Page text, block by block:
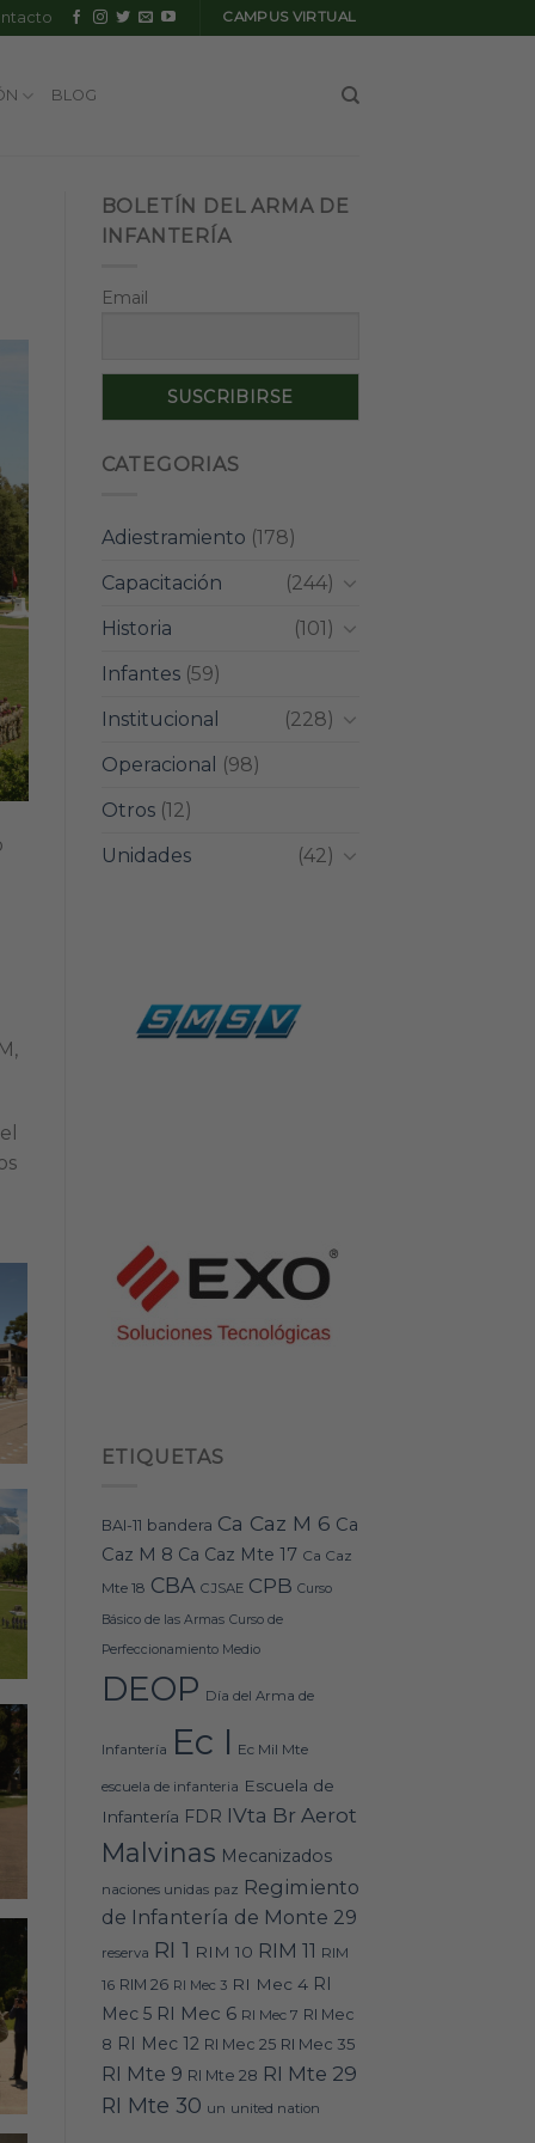
CAMPUS VIRTUAL
BLOG
BOLETÍN DEL ARMA DE
INFANTERÍA
Email
CATEGORIAS
Adiestramiento (178)
Capacitación
(244)
Historia
(101)
Infantes(59)
Institucional
(228)
Operacional
(98)
Otros(12)
Unidades
(42)
ETIQUETAS
BAI-11 bandera Ca Caz M 6 Ca
Caz M 8 Ca Caz Mte 17 Ca Caz
Mte 18 CBA CJSAE CPB Curso
Básico de las Armas Curso de
Perfeccionamiento Medio
DEOP Día del Arma de
Infantería Ec I Ec Mil Mte
escuela de infanteria Escuela de
Infantería FDR IVta Br Aerot
Malvinas Mecanizados
naciones unidas paz Regimiento
de Infantería de Monte 29
reserva RI 1 RIM 10 RIM 11 RIM
16 RIM 26 RI Mec 3 RI Mec 4 RI
Mec 5 RI Mec 6 RI Mec 7 RI Mec
8 RI Mec 12 RI Mec 25 RI Mec 35
RI Mte 9 RI Mte 28 RI Mte 29
RI Mte 30 un united nation